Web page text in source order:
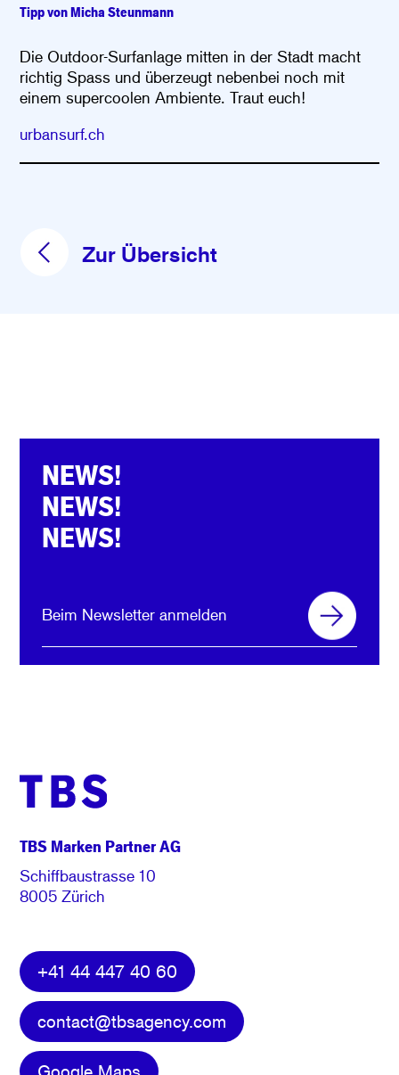
Tipp von Micha Steunmann
Die Outdoor-Surfanlage mitten in der Stadt macht
richtig Spass und überzeugt nebenbei noch mit
einem supercoolen Ambiente. Traut euch!
urbansurf.ch
Zur Übersicht
TBS Marken Partner AG
Schiffbaustrasse 10
8005 Zürich
+41 44 447 40 60
contact@tbsagency.com
NEWS!
NEWS!
NEWS!
Beim Newsletter anmelden